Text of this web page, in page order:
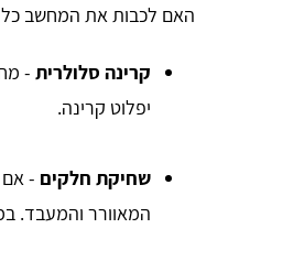
האם לכבות את המחשב כל יום זה
קרינה סלולרית -
יפלוט קרינה.
שחיקת חלקים - אם
המאוורר והמעבד.